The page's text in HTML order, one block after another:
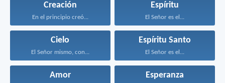
Creación
En el principio creó...
Espíritu
El Señor es el...
Cielo
El Señor mismo, con...
Espíritu Santo
El Señor es el...
Amor Esperanza